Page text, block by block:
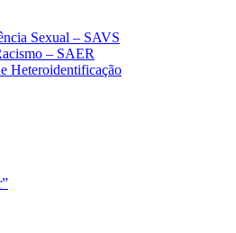
Sexual – SAVS
– SAER
Heteroidentificação